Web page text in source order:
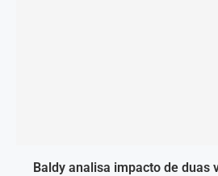
Baldy analisa impacto de duas